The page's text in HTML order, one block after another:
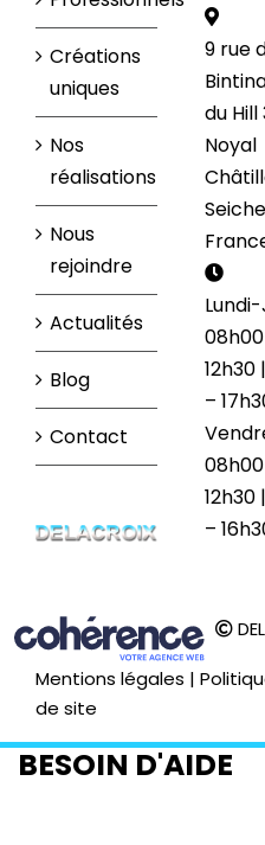
Créations
uniques
Nos
réalisations
Nous
rejoindre
Actualités
Blog
Contact
9 rue
du Hill
Noyal
12h30
–
12h30
–
Mentions légales |
de site
BESOIN D'AIDE